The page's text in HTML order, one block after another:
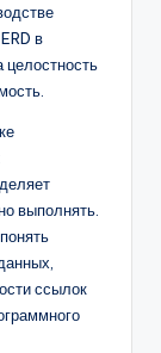
в
целостность
выполнять.
ссылок